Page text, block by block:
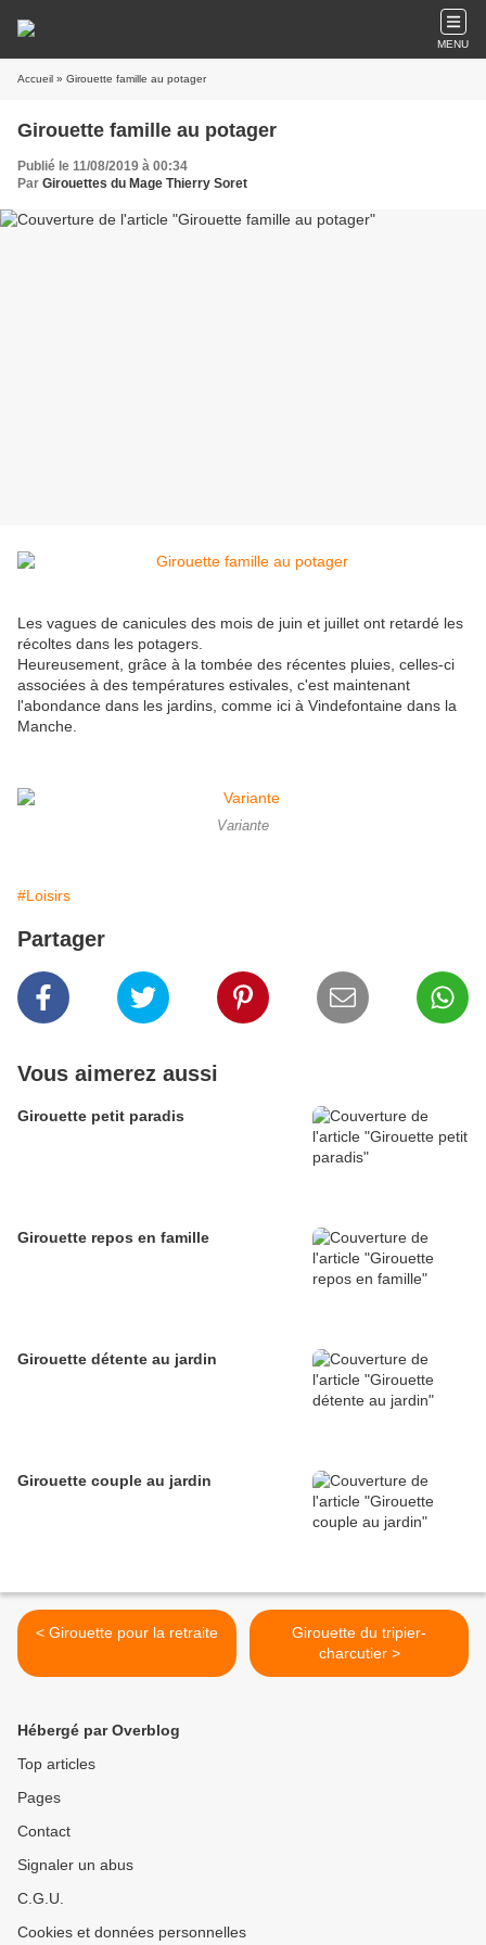
MENU
Accueil » Girouette famille au potager
Girouette famille au potager
Publié le 11/08/2019 à 00:34
Par Girouettes du Mage Thierry Soret
Les vagues de canicules des mois de juin et juillet ont retardé les
récoltes dans les potagers.
Heureusement, grâce à la tombée des récentes pluies, celles-ci
associées à des températures estivales, c'est maintenant
l'abondance dans les jardins, comme ici à Vindefontaine dans la
Manche.
Variante
#Loisirs
Partager
Vous aimerez aussi
Girouette petit paradis
Girouette repos en famille
Girouette détente au jardin
Girouette couple au jardin
< Girouette pour la retraite
Girouette du tripier-
charcutier >
Hébergé par Overblog
Top articles
Pages
Contact
Signaler un abus
C.G.U.
Cookies et données personnelles